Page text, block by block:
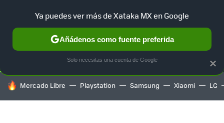
SELECCIÓN GAMING HOME AUTO TERRITORIO
HOY SE HABLA DE
Mercado Libre Playstation Samsung Xiaomi LG
×
Ya puedes ver más de Xataka MX en Google
Añádenos como fuente preferida
Solo necesitas una cuenta de Google